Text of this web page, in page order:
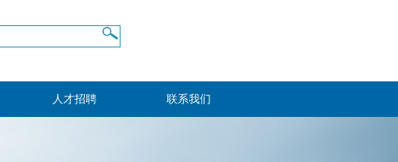
人才招聘 联系我们